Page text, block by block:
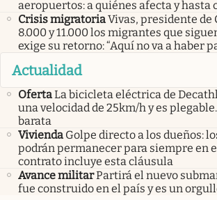
aeropuertos: a quiénes afecta y hasta
Crisis migratoriaVivas, presidente de
8.000 y 11.000 los migrantes que
exige su retorno: “Aquí no va a haber
Actualidad
OfertaLa bicicleta eléctrica de
una velocidad de 25km/h y es
barata
Vivienda Golpe directo a los dueños:
podrán permanecer para siempre en
contrato incluye esta cláusula
Avance militarPartirá el nuevo
fue construido en el país y es un